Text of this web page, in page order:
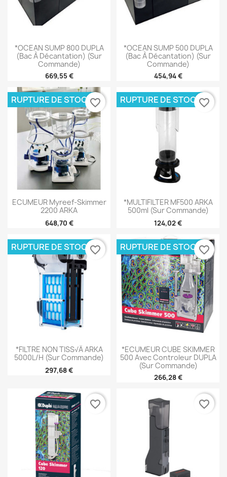
*OCEAN SUMP 800 DUPLA
(bac À Décantation) (sur
Commande)
669,55 €
*OCEAN SUMP 500 DUPLA
(bac À Décantation) (sur
Commande)
454,94 €
ECUMEUR Myreef-Skimmer
2200 ARKA
648,70 €
RUPTURE DE STOCKfavorite_border
*MULTIFILTER MF500 ARKA
500ml (sur Commande)
124,02 €
RUPTURE DE STOCKfavorite_border
*FILTRE NON TISS√â ARKA
5000L/H (sur Commande)
297,68 €
RUPTURE DE STOCKfavorite_border
*ECUMEUR CUBE SKIMMER
500 Avec Controleur DUPLA
(sur Commande)
266,28 €
RUPTURE DE STOCKfavorite_border
favorite_border favorite_border